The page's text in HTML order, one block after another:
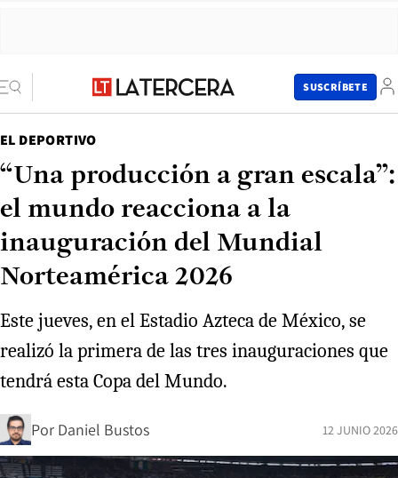
SUSCRÍBETE
EL DEPORTIVO
“Una producción a gran escala”:
el mundo reacciona a la
inauguración del Mundial
Norteamérica 2026
Este jueves, en el Estadio Azteca de México, se
realizó la primera de las tres inauguraciones que
tendrá esta Copa del Mundo.
Por Daniel Bustos 12 JUNIO 2026